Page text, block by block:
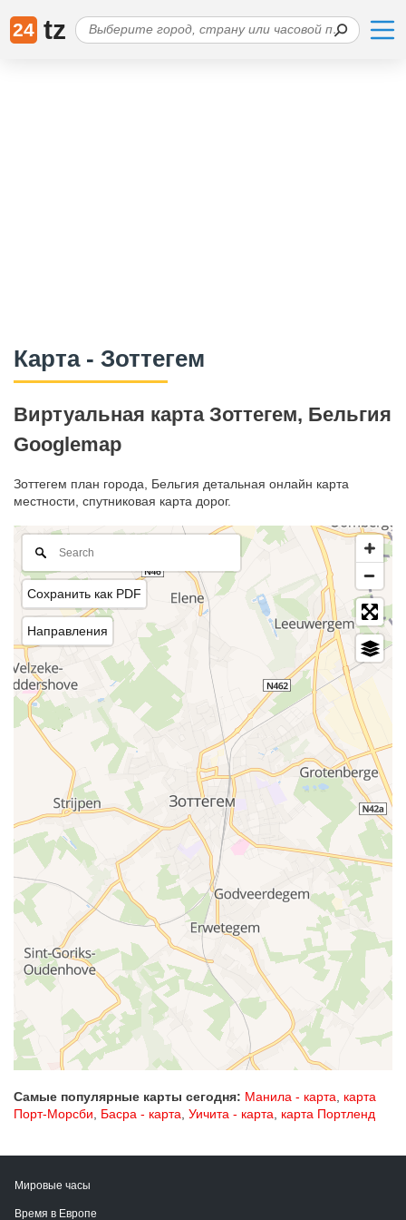
24 tz
Карта - Зоттегем
Виртуальная карта Зоттегем, Бельгия
Googlemap
Зоттегем план города, Бельгия детальная онлайн карта
местности, спутниковая карта дорог.
Сохранить как PDF
Направления
Самые популярные карты сегодня: Манила - карта, карта
Порт-Морсби, Басра - карта, Уичита - карта, карта Портленд
Мировые часы
Время в Европе